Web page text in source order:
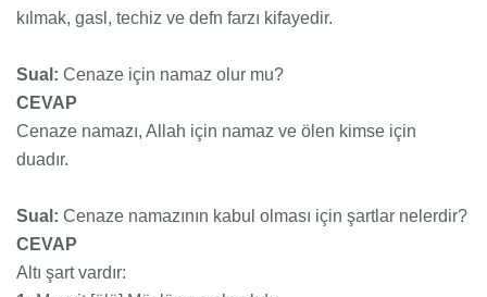
kılmak, gasl, techiz ve defn farzı kifayedir.
Sual: Cenaze için namaz olur mu?
CEVAP
Cenaze namazı, Allah için namaz ve ölen kimse için
duadır.
Sual: Cenaze namazının kabul olması için şartlar nelerdir?
CEVAP
Altı şart vardır: